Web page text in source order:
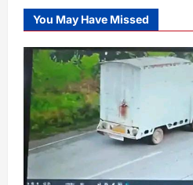
You May Have Missed